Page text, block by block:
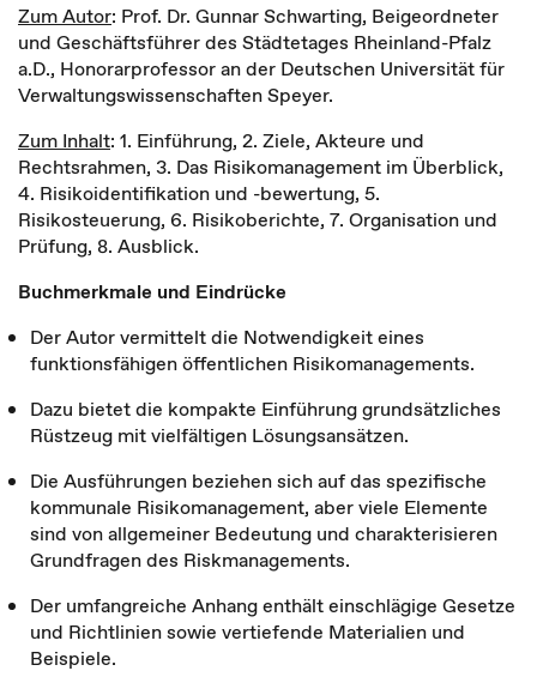
Zum Autor: Prof. Dr. Gunnar Schwarting, Beigeordneter
und Geschäftsführer des Städtetages Rheinland-Pfalz
a.D., Honorarprofessor an der Deutschen Universität für
Verwaltungswissenschaften Speyer.
Zum Inhalt: 1. Einführung, 2. Ziele, Akteure und
Rechtsrahmen, 3. Das Risikomanagement im Überblick,
4. Risikoidentifikation und -bewertung, 5.
Risikosteuerung, 6. Risikoberichte, 7. Organisation und
Prüfung, 8. Ausblick.
Buchmerkmale und Eindrücke
Der Autor vermittelt die Notwendigkeit eines
funktionsfähigen öffentlichen Risikomanagements.
Dazu bietet die kompakte Einführung grundsätzliches
Rüstzeug mit vielfältigen Lösungsansätzen.
Die Ausführungen beziehen sich auf das spezifische
kommunale Risikomanagement, aber viele Elemente
sind von allgemeiner Bedeutung und charakterisieren
Grundfragen des Riskmanagements.
Der umfangreiche Anhang enthält einschlägige Gesetze
und Richtlinien sowie vertiefende Materialien und
Beispiele.